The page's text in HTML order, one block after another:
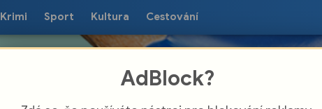
Krimi Sport Kultura Cestování
AdBlock?